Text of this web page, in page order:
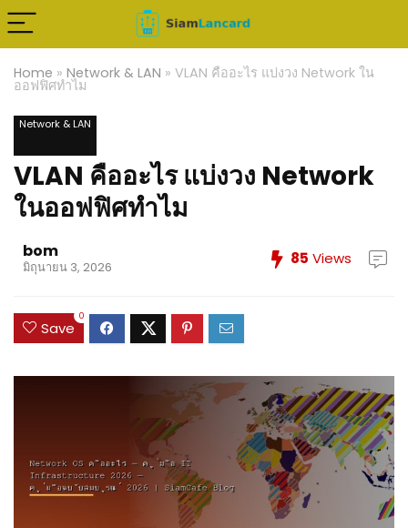
Home » Network & LAN » VLAN คืออะไร แบ่งวง Network ใน
ออฟฟิศทำไม
Network & LAN
VLAN คืออะไร แบ่งวง Network
ในออฟฟิศทำไม
bom
มิถุนายน 3, 2026 85 Views
Save
0